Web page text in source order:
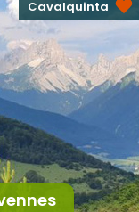
Cavalquinta